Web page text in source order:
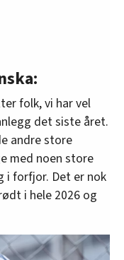
folk, vi har vel
det siste året.
andre store
med noen store
i forfjor. Det er nok
i hele 2026 og